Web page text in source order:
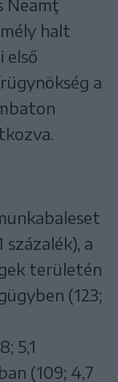
Neamţ
halt
első
a
százalék), a
területén
(123;
5,1
(109; 4,7